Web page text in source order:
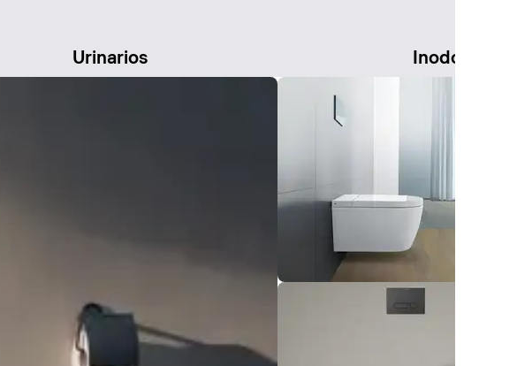
Urinarios Inodoros